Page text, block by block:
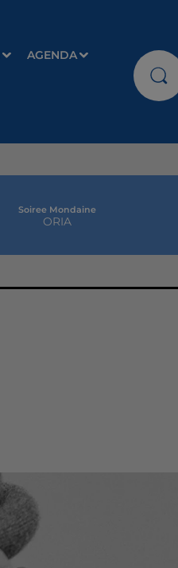
AGENDA
Soiree Mondaine
ORIA